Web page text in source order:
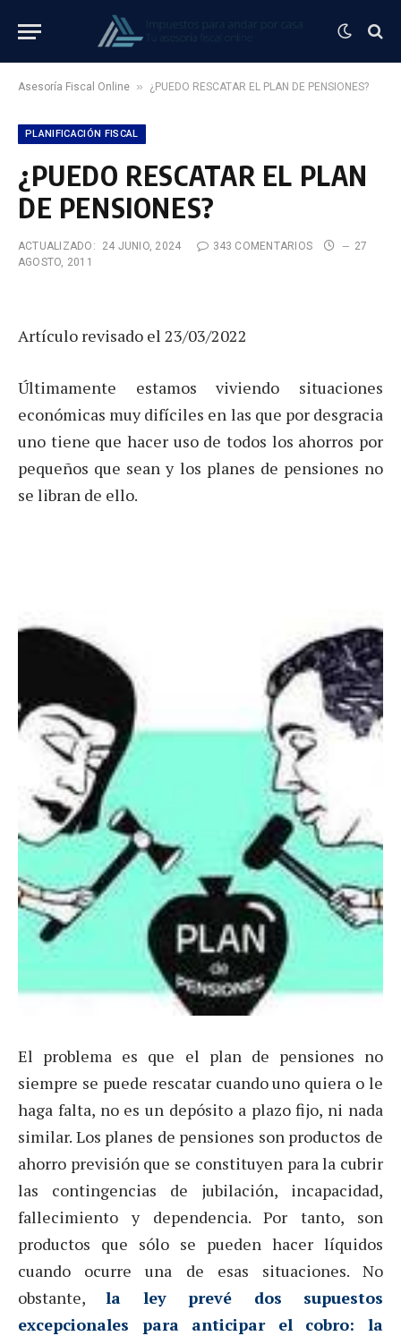
Asesoría Fiscal Online » ¿PUEDO RESCATAR EL PLAN DE PENSIONES?
PLANIFICACIÓN FISCAL
¿PUEDO RESCATAR EL PLAN
DE PENSIONES?
ACTUALIZADO: 24 JUNIO, 2024 343 COMENTARIOS
27
AGOSTO, 2011
Artículo revisado el 23/03/2022
Últimamente estamos viviendo situaciones
económicas muy difíciles en las que por desgracia
uno tiene que hacer uso de todos los ahorros por
pequeños que sean y los planes de pensiones no
se libran de ello.
El problema es que el plan de pensiones no
siempre se puede rescatar cuando uno quiera o le
haga falta, no es un depósito a plazo fijo, ni nada
similar. Los planes de pensiones son productos de
ahorro previsión que se constituyen para la cubrir
las contingencias de jubilación, incapacidad,
fallecimiento y dependencia. Por tanto, son
productos que sólo se pueden hacer líquidos
cuando ocurre una de esas situaciones. No
obstante,la ley prevé dos supuestos
excepcionales para anticipar el cobro: la